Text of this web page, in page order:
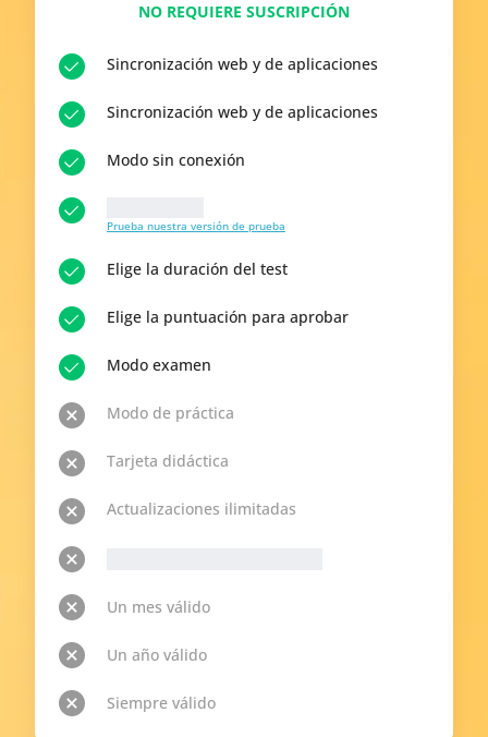
NO REQUIERE SUSCRIPCIÓN
Sincronización web y de aplicaciones
Sincronización web y de aplicaciones
Modo sin conexión
Prueba nuestra versión de prueba
Elige la duración del test
Elige la puntuación para aprobar
Modo examen
Modo de práctica
Tarjeta didáctica
Actualizaciones ilimitadas
Un mes válido
Un año válido
Siempre válido